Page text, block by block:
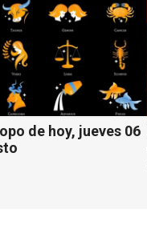
de hoy, jueves 06